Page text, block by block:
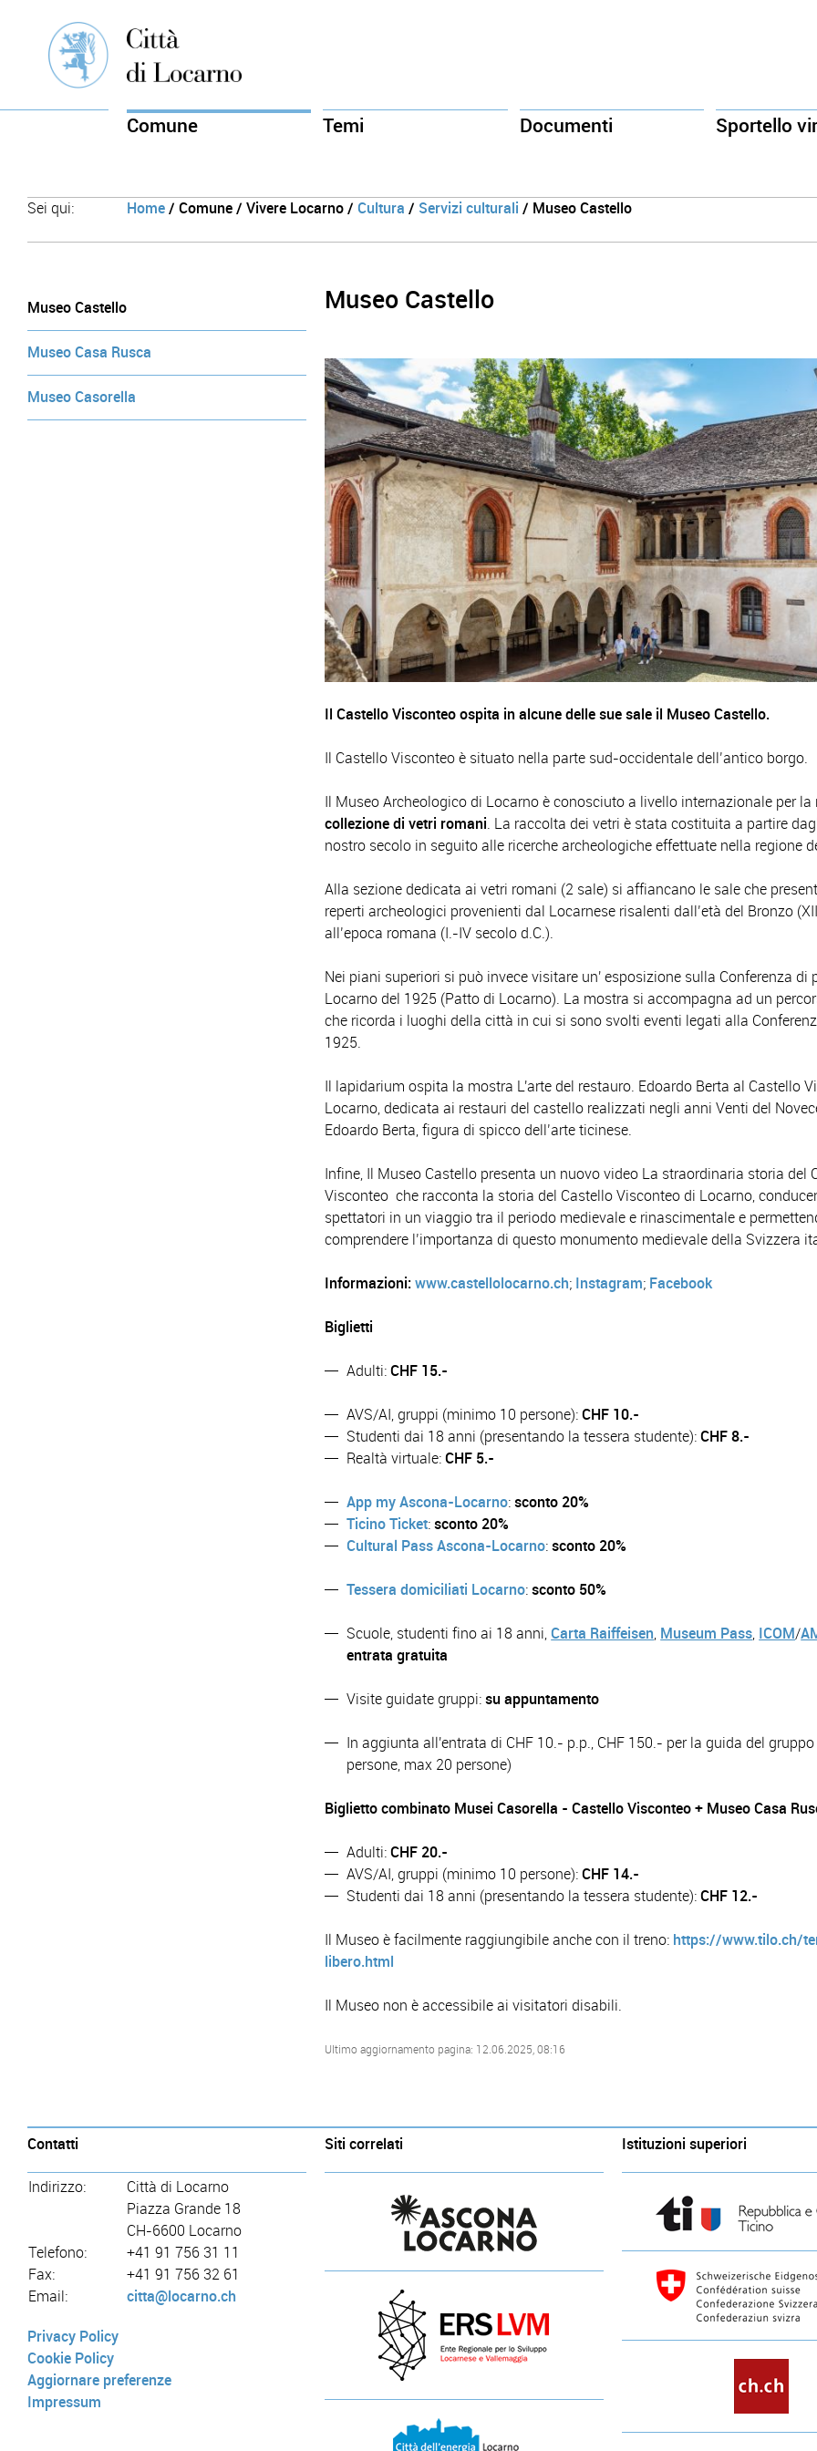
Comune Temi Documenti Sportello
Sei qui: Home/ Comune / Vivere Locarno / Cultura / Servizi culturali / Museo Castello
Museo Castello
Museo Casa Rusca
Museo Casorella
Museo Castello
Il Castello Visconteo ospita in alcune delle sue sale il Museo Castello.
Il Castello Visconteo è situato nella parte sud-occidentale dell’antico borgo.
Il Museo Archeologico di Locarno è conosciuto a livello internazionale per la
collezione di vetri romani. La raccolta dei vetri è stata costituita a partire
nostro secolo in seguito alle ricerche archeologiche effettuate nella regione
Alla sezione dedicata ai vetri romani (2 sale) si affiancano le sale che
reperti archeologici provenienti dal Locarnese risalenti dall’età del Bronzo
all’epoca romana (I.-IV secolo d.C.).
Nei piani superiori si può invece visitare un' esposizione sulla Conferenza di
Locarno del 1925 (Patto di Locarno). La mostra si accompagna ad un
che ricorda i luoghi della città in cui si sono svolti eventi legati alla
1925.
Il lapidarium ospita la mostra L'arte del restauro. Edoardo Berta al Castello
Locarno, dedicata ai restauri del castello realizzati negli anni Venti del
Edoardo Berta, figura di spicco dell’arte ticinese.
Infine, Il Museo Castello presenta un nuovo video La straordinaria storia del
Visconteo che racconta la storia del Castello Visconteo di Locarno,
spettatori in un viaggio tra il periodo medievale e rinascimentale e
comprendere l’importanza di questo monumento medievale della Svizzera
Informazioni:www.castellolocarno.ch; Instagram; Facebook
Biglietti
Adulti:CHF 15.-
AVS/AI, gruppi (minimo 10 persone):CHF 10.-
Studenti dai 18 anni (presentando la tessera studente):CHF 8.-
Realtà virtuale: CHF 5.-
App my Ascona-Locarno:sconto 20%
Ticino Ticket:sconto 20%
Cultural Pass Ascona-Locarno:sconto 20%
Tessera domiciliati Locarno:sconto 50%
Scuole, studenti fino ai 18 anni,Carta Raiffeisen, Museum Pass, ICOM/
entrata gratuita
Visite guidate gruppi:su appuntamento
In aggiunta all'entrata di CHF 10.- p.p., CHF 150.- per la guida del
persone, max 20 persone)
Biglietto combinato Musei Casorella - Castello Visconteo + Museo Casa
Adulti:CHF 20.-
AVS/AI, gruppi (minimo 10 persone):CHF 14.-
Studenti dai 18 anni (presentando la tessera studente):CHF 12.-
Il Museo è facilmente raggiungibile anche con il treno: https://www.tilo.ch/
libero.html
Il Museo non è accessibile ai visitatori disabili.
Ultimo aggiornamento pagina: 12.06.2025, 08:16
Contatti
Indirizzo:
Città di Locarno
Piazza Grande 18
CH-6600 Locarno
Telefono:
+41 91 756 31 11
Fax:
+41 91 756 32 61
Email:
citta@locarno.ch
Privacy Policy
Cookie Policy
Aggiornare preferenze
Impressum
Siti correlati Istituzioni superiori